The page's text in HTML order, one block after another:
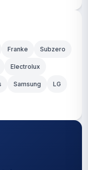
Franke Subzero
Electrolux
Samsung LG